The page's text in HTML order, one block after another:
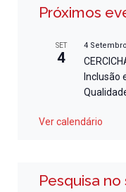
Próximos
SET
4
4 Setembro
Inclusão
Ver calendário
Pesquisa no